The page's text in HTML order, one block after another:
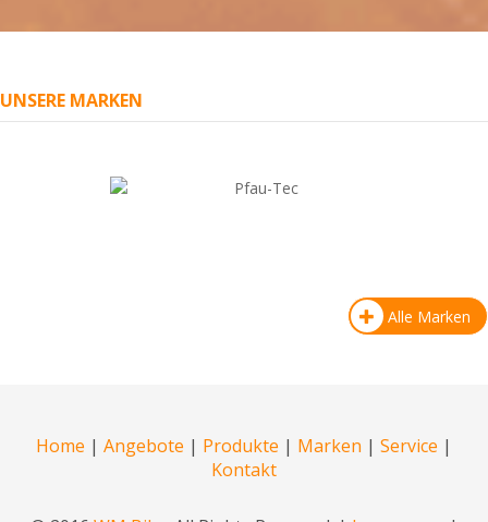
UNSERE MARKEN
Alle Marken
Home | Angebote | Produkte | Marken | Service |
Kontakt